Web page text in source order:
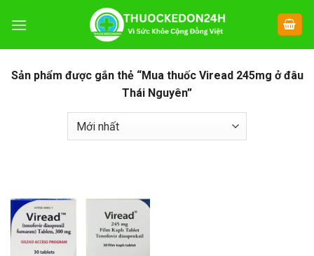
đến
Sản phẩm được gắn thẻ “Mua thuốc Viread 245mg ở đâu
Thái Nguyên”